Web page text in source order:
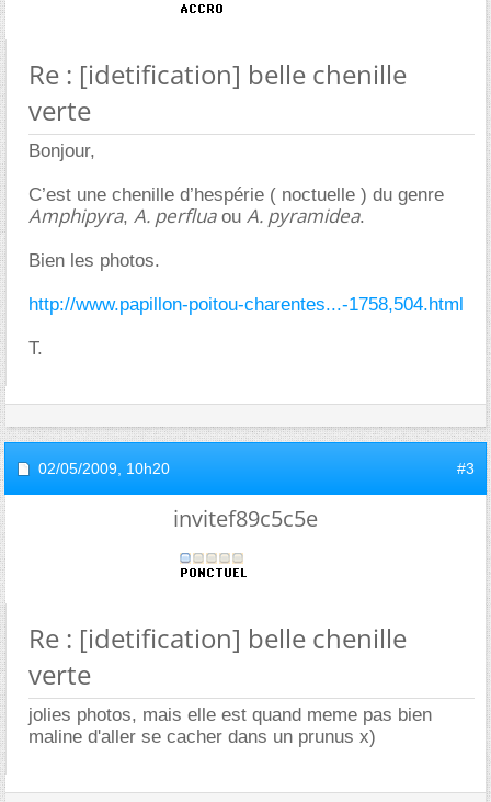
Re : [idetification] belle chenille
verte
Bonjour,
C’est une chenille d’hespérie ( noctuelle ) du genre
Amphipyra, A. perfluaou A. pyramidea.
Bien les photos.
http://www.papillon-poitou-charentes...-1758,504.html
T.
02/05/2009, 10h20 #3
invitef89c5c5e
Re : [idetification] belle chenille
verte
jolies photos, mais elle est quand meme pas bien
maline d'aller se cacher dans un prunus x)